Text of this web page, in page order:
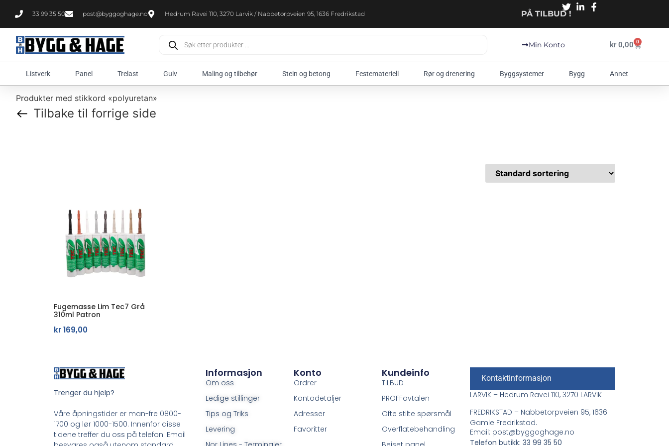
33 99 35 50 post@byggoghage.no Hedrum Ravei 110, 3270 Larvik / Nabbetorpveien 95, 1636 Fredrikstad PÅ TILBUD !
Min Konto kr0,00 0
Listverk Panel Trelast Gulv Maling og tilbehør Stein og betong Festemateriell Rør og drenering Byggsystemer Bygg Annet
Produkter med stikkord «polyuretan»
Tilbake til forrige side
Fugemasse Lim Tec7 Grå
310ml Patron
kr169,00
Trenger du hjelp?
Våre åpningstider er man-fre 0800-
1700 og lør 1000-1500. Innenfor disse
tidene treffer du oss på telefon. Email
Informasjon
Om oss
Ledige stillinger
Tips og Triks
Levering
Konto
Ordrer
Kontodetaljer
Adresser
Favoritter
Kundeinfo
TILBUD
PROFFavtalen
Ofte stilte spørsmål
Overflatebehandling
Kontaktinformasjon
LARVIK – Hedrum Ravei 110, 3270 LARVIK
FREDRIKSTAD – Nabbetorpveien 95, 1636
Gamle Fredrikstad.
Email: post@byggoghage.no
Telefon butikk: 33 99 35 50